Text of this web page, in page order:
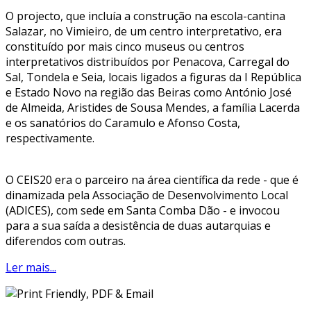
O projecto, que incluía a construção na escola-cantina
Salazar, no Vimieiro, de um centro interpretativo, era
constituído por mais cinco museus ou centros
interpretativos distribuídos por Penacova, Carregal do
Sal, Tondela e Seia, locais ligados a figuras da I República
e Estado Novo na região das Beiras como António José
de Almeida, Aristides de Sousa Mendes, a família Lacerda
e os sanatórios do Caramulo e Afonso Costa,
respectivamente.
O CEIS20 era o parceiro na área científica da rede - que é
dinamizada pela Associação de Desenvolvimento Local
(ADICES), com sede em Santa Comba Dão - e invocou
para a sua saída a desistência de duas autarquias e
diferendos com outras.
Ler mais...